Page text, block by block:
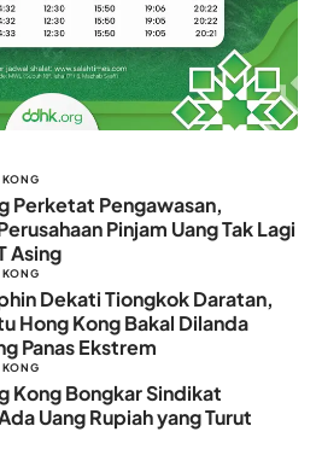
Perketat Pengawasan,
Pinjam Uang Tak Lagi
Asing
Dekati Tiongkok Daratan,
Hong Kong Bakal Dilanda
Panas Ekstrem
Kong Bongkar Sindikat
Uang Rupiah yang Turut